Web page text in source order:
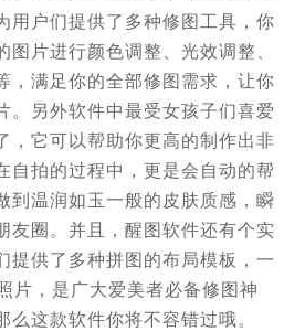
用户们提供了多种修图工具，你
图片进行颜色调整、光效调整、
，满足你的全部修图需求，让你
。另外软件中最受女孩子们喜爱
，它可以帮助你更高的制作出非
自拍的过程中，更是会自动的帮
到温润如玉一般的皮肤质感，瞬
友圈。并且，醒图软件还有个实
提供了多种拼图的布局模板，一
片，是广大爱美者必备修图神
这款软件你将不容错过哦。